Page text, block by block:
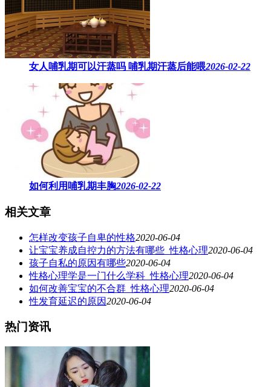
女人哺乳期可以汗蒸吗 ​哺乳期汗蒸后能喂2026-02-22
如何利用哺乳期丰胸2026-02-22
相关文章
怎样改变孩子自卑的性格2020-06-04
让宝宝养成自控力的方法有哪些_性格心理2020-06-04
孩子自私的原因有哪些2020-06-04
性格心理学是一门什么学科_性格心理2020-06-04
如何改善宝宝的不合群_性格心理2020-06-04
性发育延迟的原因2020-06-04
热门资讯